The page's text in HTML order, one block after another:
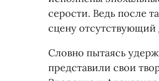
серости. Ведь после
сцену
Словно пытаясь
представили свои